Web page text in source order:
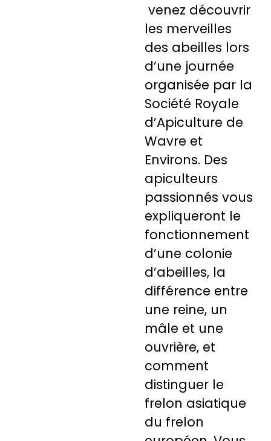
venez découvrir
les merveilles
des abeilles lors
d’une journée
organisée par la
Société Royale
d’Apiculture de
Wavre et
Environs. Des
apiculteurs
passionnés vous
expliqueront le
fonctionnement
d’une colonie
d’abeilles, la
différence entre
une reine, un
mâle et une
ouvrière, et
comment
distinguer le
frelon asiatique
du frelon